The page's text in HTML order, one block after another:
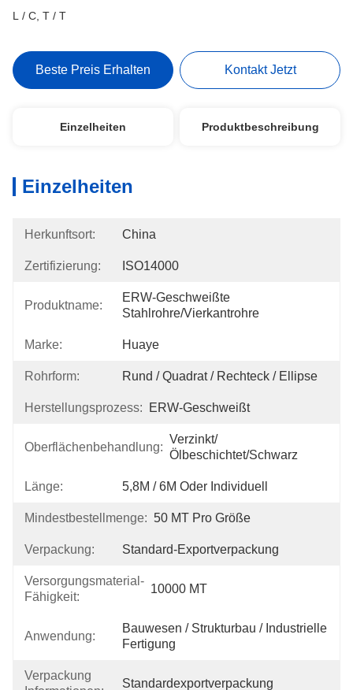
L / C, T / T
Beste Preis Erhalten Kontakt Jetzt
Einzelheiten Produktbeschreibung
Einzelheiten
Herkunftsort: China
Zertifizierung: ISO14000
Produktname:
ERW-Geschweißte
Stahlrohre/Vierkantrohre
Marke: Huaye
Rohrform: Rund / Quadrat / Rechteck / Ellipse
Herstellungsprozess: ERW-Geschweißt
Oberflächenbehandlung:
Verzinkt/
Ölbeschichtet/schwarz
Länge: 5,8M / 6M Oder Individuell
Mindestbestellmenge: 50 MT Pro Größe
Verpackung: Standard-Exportverpackung
Versorgungsmaterial-
Fähigkeit:
10000 MT
Anwendung:
Bauwesen / Strukturbau / Industrielle
Fertigung
Verpackung
Standardexportverpackung